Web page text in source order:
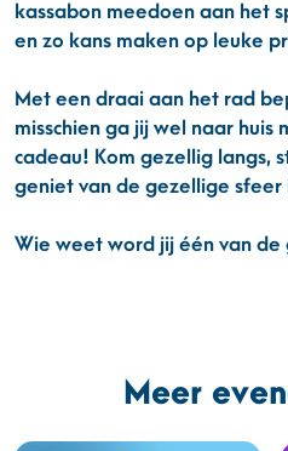
kassabon meedoen aan het
en zo kans maken op leuke
Met een draai aan het rad
misschien ga jij wel naar huis
cadeau! Kom gezellig langs,
geniet van de gezellige sfeer
Wie weet word jij één van
Meer